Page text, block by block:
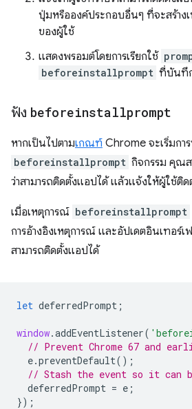
ปุ่มหรือองค์ประกอบอื่นๆ ที่จะสร้าง
ของผู้ใช้
แสดงพรอมต์โดยการเรียกใช้
beforeinstallprompt ที่บันทึ
ฟัง beforeinstallprompt
หากเป็นไปตามเกณฑ์ Chrome จะเริ่มกา
beforeinstallprompt กิจกรรม คุณส
ว่าสามารถติดตั้งแอปได้ แล้วแจ้งให้ผู้ใช้ติด
เมื่อเหตุการณ์ beforeinstallprompt
การอ้างอิงเหตุการณ์ และอัปเดตอินเทอร์เ
สามารถติดตั้งแอปได้
let deferredPrompt ;
window.addEventListener(
// Prevent Chrome 67 and
e.preventDefault();
// Stash the event so it can
deferredPrompt = e ;
});